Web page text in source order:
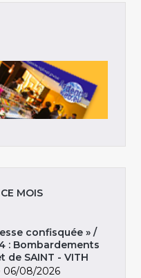
MOIS
confisquée » /
: Bombardements
de SAINT - VITH
06/08/2026